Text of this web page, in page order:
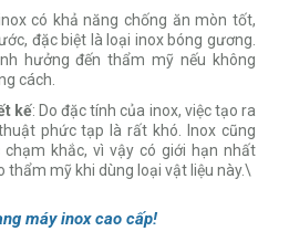
có khả năng chống ăn mòn tốt,
đặc biệt là loại inox bóng gương.
hưởng đến thẩm mỹ nếu không
cách.
kế: Do đặc tính của inox, việc tạo ra
phức tạp là rất khó. Inox cũng
chạm khắc, vì vậy có giới hạn nhất
thẩm mỹ khi dùng loại vật liệu này.\
máy inox cao cấp!